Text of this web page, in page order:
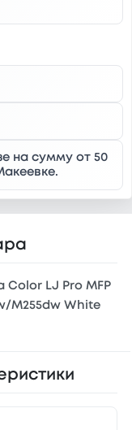
на сумму от 50
Color LJ Pro MFP
M255dw White